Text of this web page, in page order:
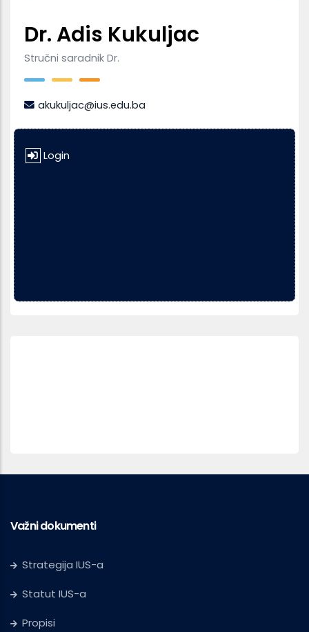
Dr. Adis Kukuljac
Stručni saradnik Dr.
akukuljac@ius.edu.ba
Login
Važni dokumenti
Strategija IUS-a
Statut IUS-a
Propisi